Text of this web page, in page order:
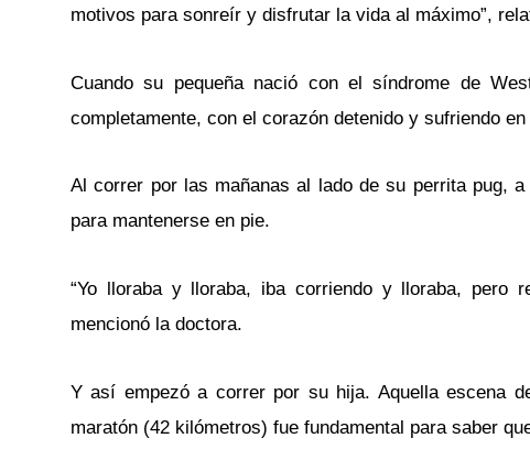
motivos para sonreír y disfrutar la vida al máximo”,
Cuando su pequeña nació con el síndrome de
completamente, con el corazón detenido y sufriendo
Al correr por las mañanas al lado de su perrita pug,
para mantenerse en pie.
“Yo lloraba y lloraba, iba corriendo y lloraba, pero
mencionó la doctora.
Y así empezó a correr por su hija. Aquella escena
maratón (42 kilómetros) fue fundamental para saber